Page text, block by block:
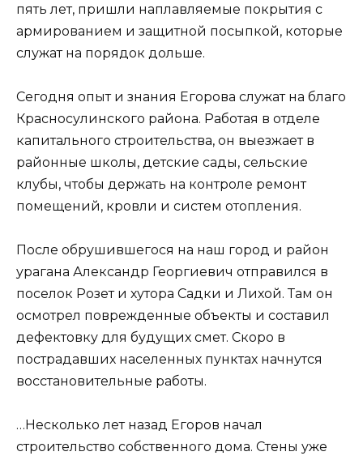
пять лет, пришли наплавляемые покрытия с
армированием и защитной посыпкой, которые
служат на порядок дольше.
Сегодня опыт и знания Егорова служат на благо
Красносулинского района. Работая в отделе
капитального строительства, он выезжает в
районные школы, детские сады, сельские
клубы, чтобы держать на контроле ремонт
помещений, кровли и систем отопления.
После обрушившегося на наш город и район
урагана Александр Георгиевич отправился в
поселок Розет и хутора Садки и Лихой. Там он
осмотрел поврежденные объекты и составил
дефектовку для будущих смет. Скоро в
пострадавших населенных пунктах начнутся
восстановительные работы.
…Несколько лет назад Егоров начал
строительство собственного дома. Стены уже